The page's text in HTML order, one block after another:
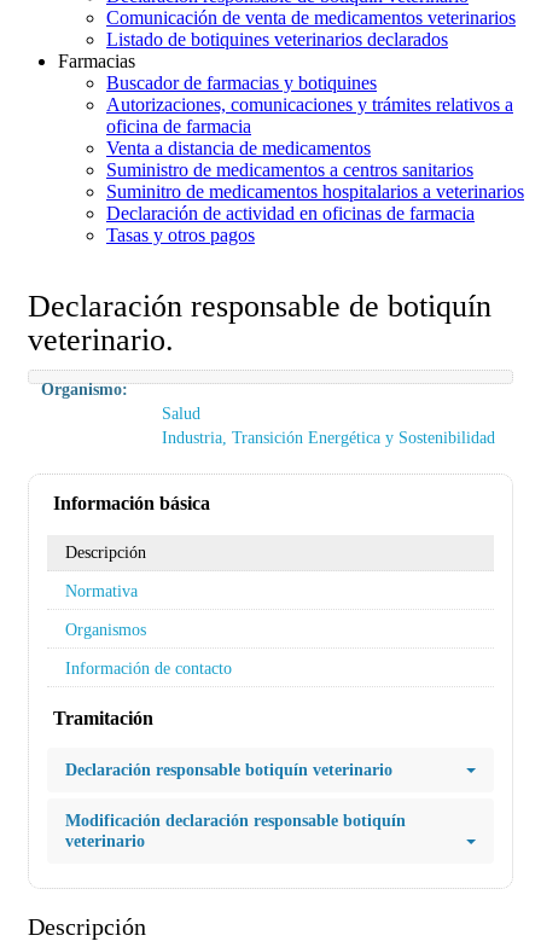
Comunicación de venta de medicamentos veterinarios
Listado de botiquines veterinarios declarados
Farmacias
Buscador de farmacias y botiquines
Autorizaciones, comunicaciones y trámites relativos a
oficina de farmacia
Venta a distancia de medicamentos
Suministro de medicamentos a centros sanitarios
Suminitro de medicamentos hospitalarios a veterinarios
Declaración de actividad en oficinas de farmacia
Tasas y otros pagos
Declaración responsable de botiquín
veterinario.
Organismo:
Salud
Industria, Transición Energética y Sostenibilidad
Información básica
Descripción
Normativa
Organismos
Información de contacto
Tramitación
Declaración responsable botiquín veterinario
Modificación declaración responsable botiquín
veterinario
Descripción